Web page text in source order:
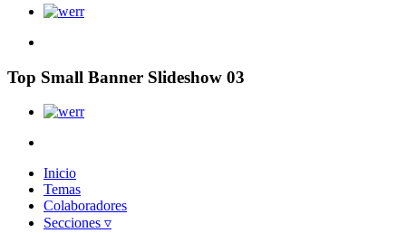
Top Small Banner Slideshow 03
Inicio
Temas
Colaboradores
Secciones ▿